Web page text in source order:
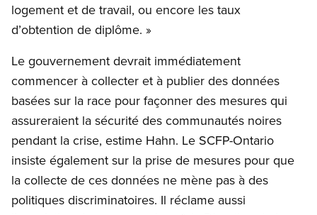
logement et de travail, ou encore les taux
d’obtention de diplôme. »
Le gouvernement devrait immédiatement
commencer à collecter et à publier des données
basées sur la race pour façonner des mesures qui
assureraient la sécurité des communautés noires
pendant la crise, estime Hahn. Le SCFP-Ontario
insiste également sur la prise de mesures pour que
la collecte de ces données ne mène pas à des
politiques discriminatoires. Il réclame aussi